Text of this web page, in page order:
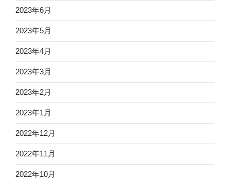
2023年6月
2023年5月
2023年4月
2023年3月
2023年2月
2023年1月
2022年12月
2022年11月
2022年10月